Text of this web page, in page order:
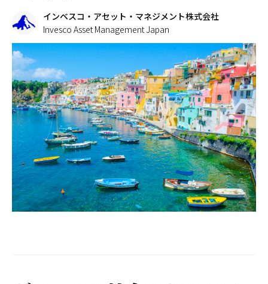
会社情報
機関投資家
日本
インベスコ・アセット・マネジメント株式会社
Invesco Asset Management Japan